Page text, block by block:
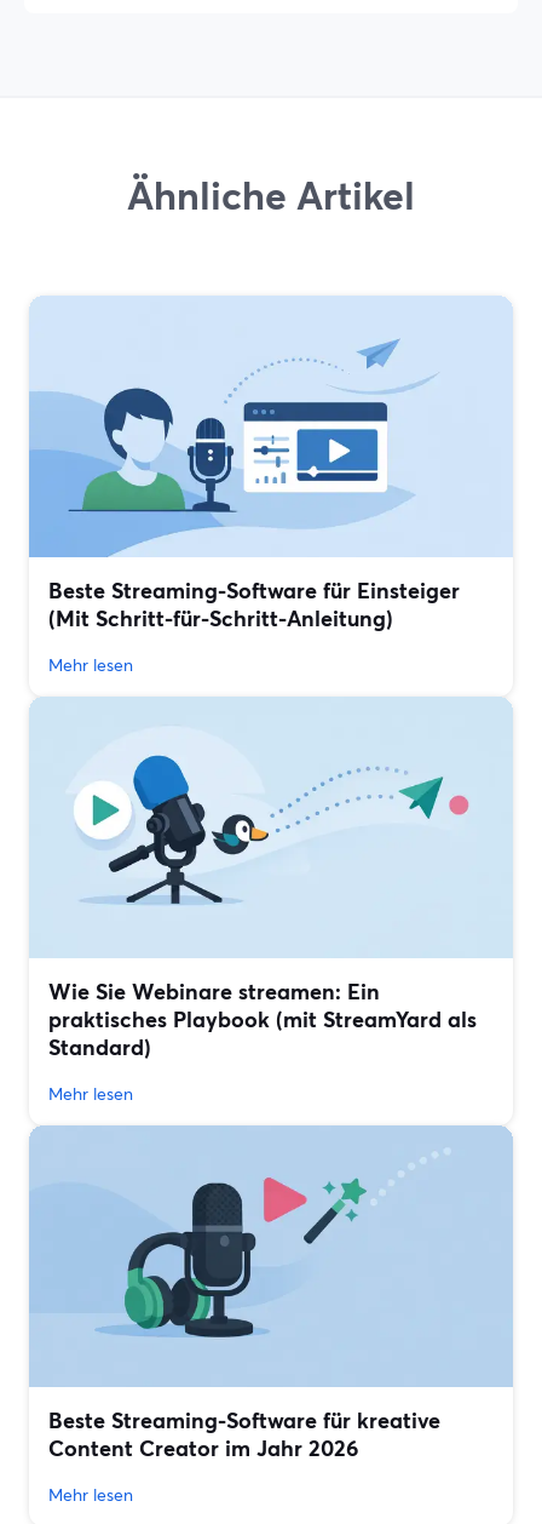
Ähnliche Artikel
Beste Streaming-Software für Einsteiger
(Mit Schritt-für-Schritt-Anleitung)
Mehr lesen
Wie Sie Webinare streamen: Ein
praktisches Playbook (mit StreamYard als
Standard)
Mehr lesen
Beste Streaming-Software für kreative
Content Creator im Jahr 2026
Mehr lesen